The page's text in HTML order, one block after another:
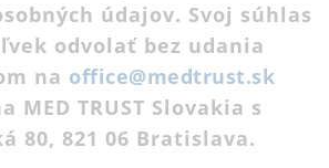
údajov. Svoj súhlas
odvolať bez udania
na office@medtrust.sk
MED TRUST Slovakia s
80, 821 06 Bratislava.